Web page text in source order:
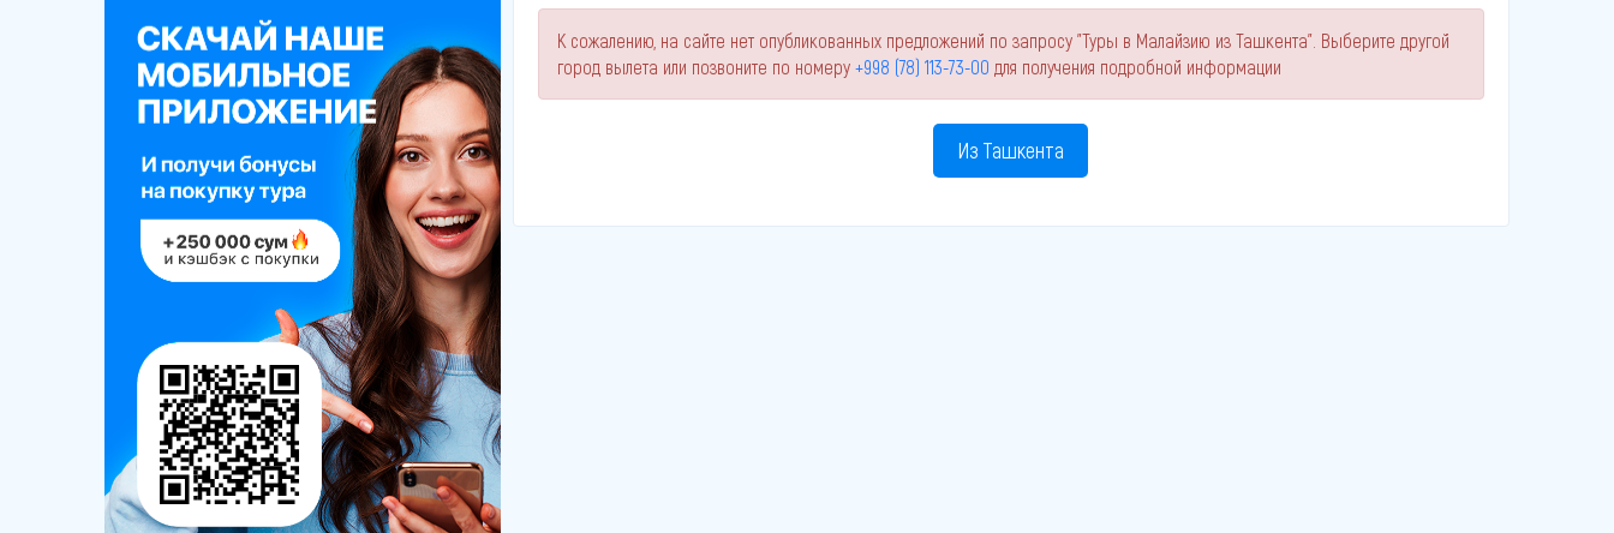
К сожалению, на сайте нет опубликованных предложений по запросу "Туры в Малайзию из Ташкента". Выберите другой
город вылета или позвоните по номеру +998 (78) 113-73-00 для получения подробной информации
Из Ташкента